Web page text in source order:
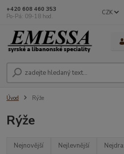
CZK
+420 608 460 353
Po-Pá: 09-18 hod.
Úvod Rýže
Rýže
Nejnovější Nejlevnější